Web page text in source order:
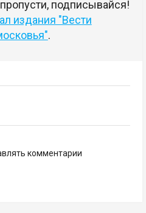
подписывайся!
издания "Вести
.
комментарии